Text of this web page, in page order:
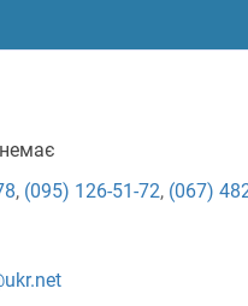
немає
, (095) 126-51-72, (067)